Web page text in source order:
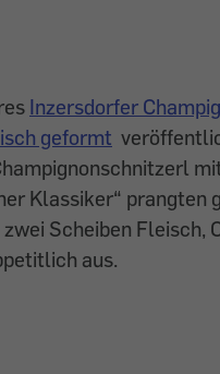
Inzersdorfer
geformt
Klassiker“ prangten
Scheiben Fleisch,
aus.